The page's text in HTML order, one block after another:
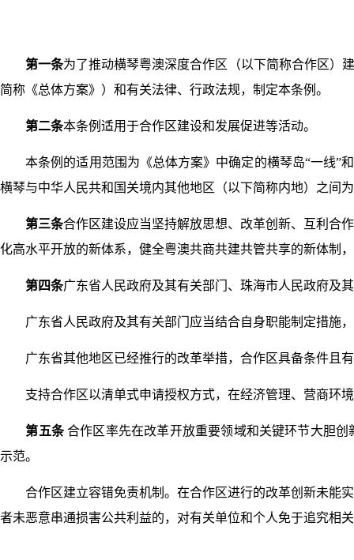
第一条为了推动横琴粤澳深度合作区（以下简称合作区）
简称《总体方案》）和有关法律、行政法规，制定本条例。
第二条本条例适用于合作区建设和发展促进等活动。
本条例的适用范围为《总体方案》中确定的横琴岛“一线”和
横琴与中华人民共和国关境内其他地区（以下简称内地）之间
第三条合作区建设应当坚持解放思想、改革创新、互利合
化高水平开放的新体系，健全粤澳共商共建共管共享的新体制
第四条广东省人民政府及其有关部门、珠海市人民政府及
广东省人民政府及其有关部门应当结合自身职能制定措施，
广东省其他地区已经推行的改革举措，合作区具备条件且
支持合作区以清单式申请授权方式，在经济管理、营商环
第五条合作区率先在改革开放重要领域和关键环节大胆
示范。
合作区建立容错免责机制。在合作区进行的改革创新未能实
者未恶意串通损害公共利益的，对有关单位和个人免于追究相